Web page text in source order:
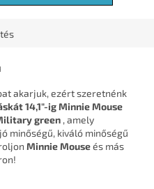
akarjuk, ezért szeretnénk
14,1"-igMinnie Mouse
green , amely
minőségű, kiváló minőségű
Minnie Mouseés más